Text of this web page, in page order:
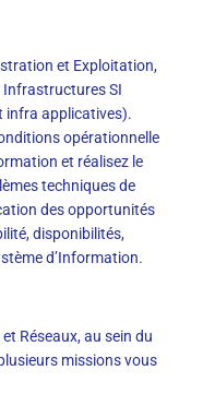
et Exploitation,
SI
infra applicatives).
opérationnelle
et réalisez le
techniques de
des opportunités
disponibilités,
d’Information.
Réseaux, au sein du
missions vous